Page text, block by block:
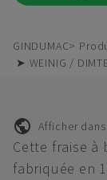
GINDUMAC
➤ WEINIG /
Afficher
Cette fraise à
fabriquée en